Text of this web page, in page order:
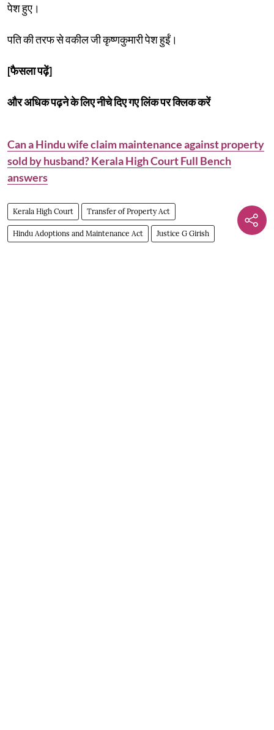
पेश हुए।
पति की तरफ से वकील जी कृष्णकुमारी पेश हुईं।
[फैसला पढ़ें]
और अधिक पढ़ने के लिए नीचे दिए गए लिंक पर क्लिक करें
Can a Hindu wife claim maintenance against property
sold by husband? Kerala High Court Full Bench
answers
Kerala High Court Transfer of Property Act
Hindu Adoptions and Maintenance Act Justice G Girish